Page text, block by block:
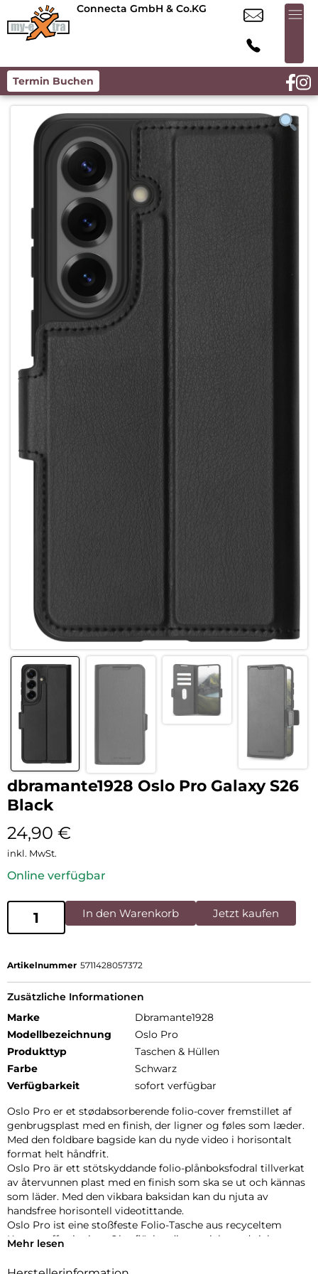
Connecta GmbH & Co.KG
Termin Buchen
dbramante1928 Oslo Pro Galaxy S26
Black
24,90 €
inkl. MwSt.
Online verfügbar
In den Warenkorb Jetzt kaufen
Artikelnummer 5711428057372
Zusätzliche Informationen
Marke
Dbramante1928
Modellbezeichnung
Oslo Pro
Produkttyp
Taschen & Hüllen
Farbe
Schwarz
Verfügbarkeit
sofort verfügbar
Oslo Pro er et stødabsorberende folio-cover fremstillet af
genbrugsplast med en finish, der ligner og føles som læder.
Med den foldbare bagside kan du nyde video i horisontalt
format helt håndfrit.
Oslo Pro är ett stötskyddande folio-plånboksfodral tillverkat
av återvunnen plast med en finish som ska se ut och kännas
som läder. Med den vikbara baksidan kan du njuta av
handsfree horisontell videotittande.
Oslo Pro ist eine stoßfeste Folio-Tasche aus recyceltem
Kunststoff mit einer Oberfläche, die aussieht und sich
Videos freihändig im Querformat ansehen.
Mehr lesen